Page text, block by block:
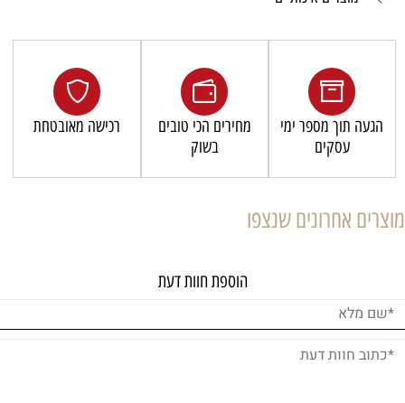
הגעה תוך מספר ימי
עסקים
מחירים הכי טובים
בשוק
רכישה מאובטחת
מוצרים אחרונים שנצפו
הוספת חוות דעת